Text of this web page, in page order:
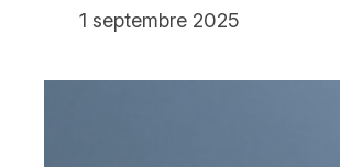
1 septembre 2025